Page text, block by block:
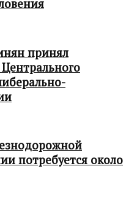
принял
потребуется около